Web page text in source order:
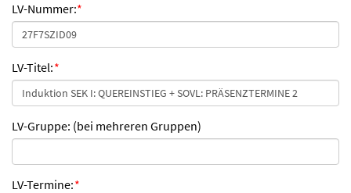
LV-Nummer:*
LV-Titel:*
LV-Gruppe: (bei mehreren Gruppen)
LV-Termine:*